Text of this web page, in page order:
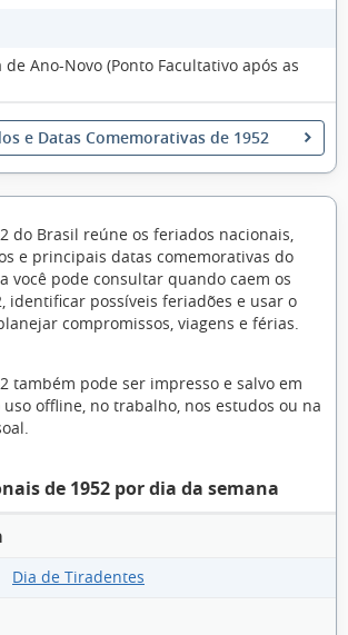
de Ano-Novo (Ponto Facultativo após as
e Datas Comemorativas de 1952
do Brasil reúne os feriados nacionais,
e principais datas comemorativas do
você pode consultar quando caem os
identificar possíveis feriadões e usar o
compromissos, viagens e férias.
também pode ser impresso e salvo em
uso offline, no trabalho, nos estudos ou na
de 1952 por dia da semana
Dia de Tiradentes